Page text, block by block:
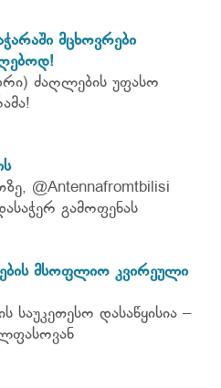
მცხოვრები
ძაღლების უფასო
@Antennafromtbilisi
გამოფენას
მსოფლიო კვირეული
საუკეთესო დასაწყისია –